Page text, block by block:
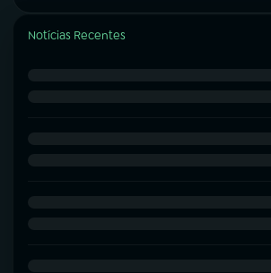
Notícias Recentes